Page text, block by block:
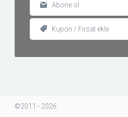
Abone ol
Kupon / Fırsat ekle
©2011 - 2026